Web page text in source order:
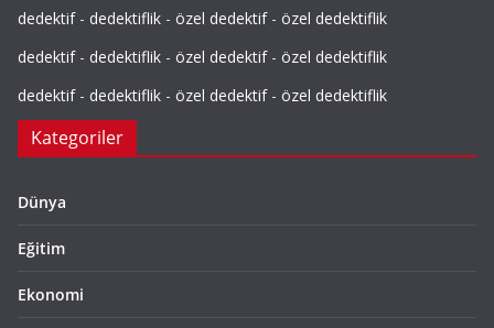
dedektif- dedektiflik - özel dedektif- özel dedektiflik
dedektif- dedektiflik - özel dedektif- özel dedektiflik
dedektif- dedektiflik - özel dedektif- özel dedektiflik
Kategoriler
Dünya
Eğitim
Ekonomi